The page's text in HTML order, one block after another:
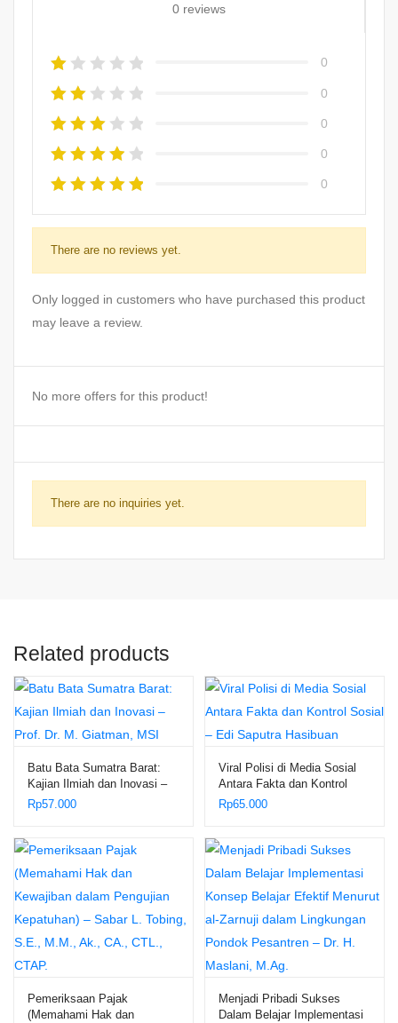
0 reviews
0
0
0
0
0
There are no reviews yet.
Only logged in customers who have purchased this product
may leave a review.
No more offers for this product!
There are no inquiries yet.
Related products
Batu Bata Sumatra Barat:
Kajian Ilmiah dan Inovasi –
Prof. Dr. M. Giatman, MSI
Rp57.000
Viral Polisi di Media Sosial
Antara Fakta dan Kontrol
Sosial – Edi Saputra
Rp65.000
Pemeriksaan Pajak
(Memahami Hak dan
Menjadi Pribadi Sukses
Dalam Belajar Implementasi